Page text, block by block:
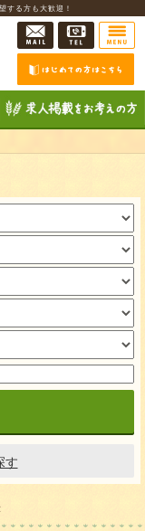
する方も大歓迎！
す